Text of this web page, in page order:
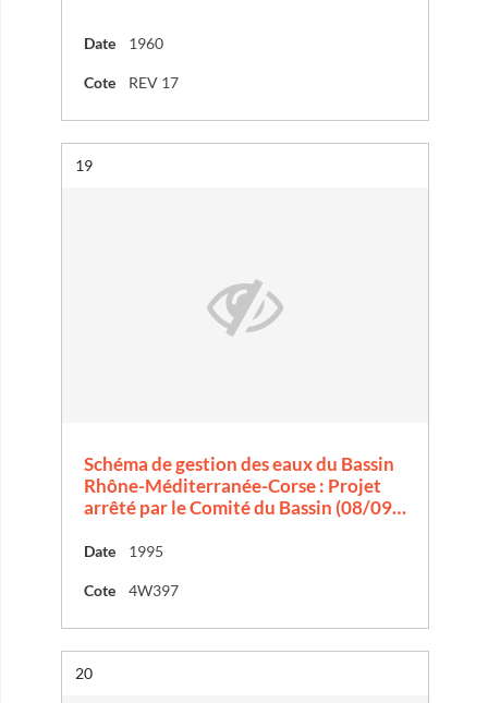
Date 1960
Cote REV 17
Résultat n°
19
Schéma de gestion des eaux du Bassin
Rhône-Méditerranée-Corse : Projet
arrêté par le Comité du Bassin (08/09…
Date 1995
Cote 4W397
Résultat n°
20